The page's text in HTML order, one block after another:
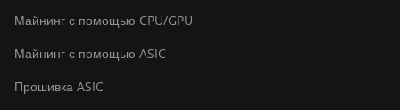
BITMAIN Antminer S23e Hyd
2U (865Th/s)
BITMAIN Antminer T19
Hydro (145Th)
Майнинг с помощью CPU/GPU
Майнинг с помощью ASIC
Прошивка ASIC